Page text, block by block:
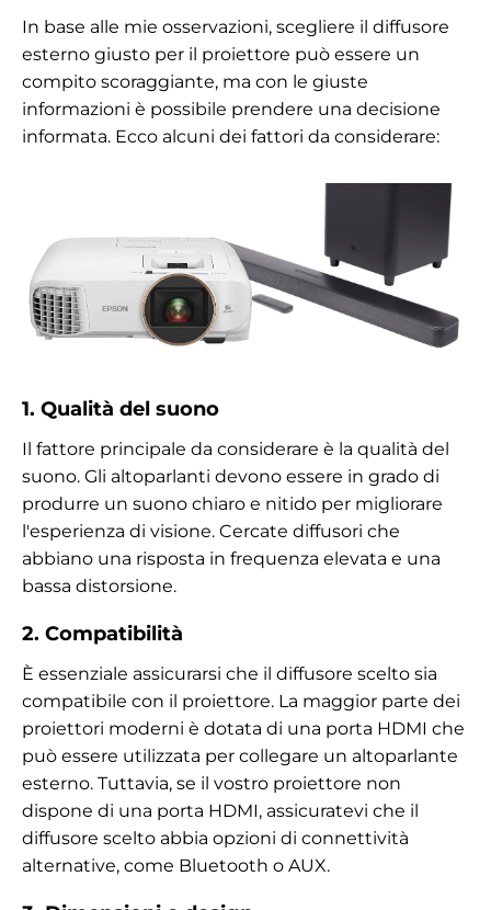
In base alle mie osservazioni, scegliere il diffusore
esterno giusto per il proiettore può essere un
compito scoraggiante, ma con le giuste
informazioni è possibile prendere una decisione
informata. Ecco alcuni dei fattori da considerare:
1. Qualità del suono
Il fattore principale da considerare è la qualità del
suono. Gli altoparlanti devono essere in grado di
produrre un suono chiaro e nitido per migliorare
l'esperienza di visione. Cercate diffusori che
abbiano una risposta in frequenza elevata e una
bassa distorsione.
2. Compatibilità
È essenziale assicurarsi che il diffusore scelto sia
compatibile con il proiettore. La maggior parte dei
proiettori moderni è dotata di una porta HDMI che
può essere utilizzata per collegare un altoparlante
esterno. Tuttavia, se il vostro proiettore non
dispone di una porta HDMI, assicuratevi che il
diffusore scelto abbia opzioni di connettività
alternative, come Bluetooth o AUX.